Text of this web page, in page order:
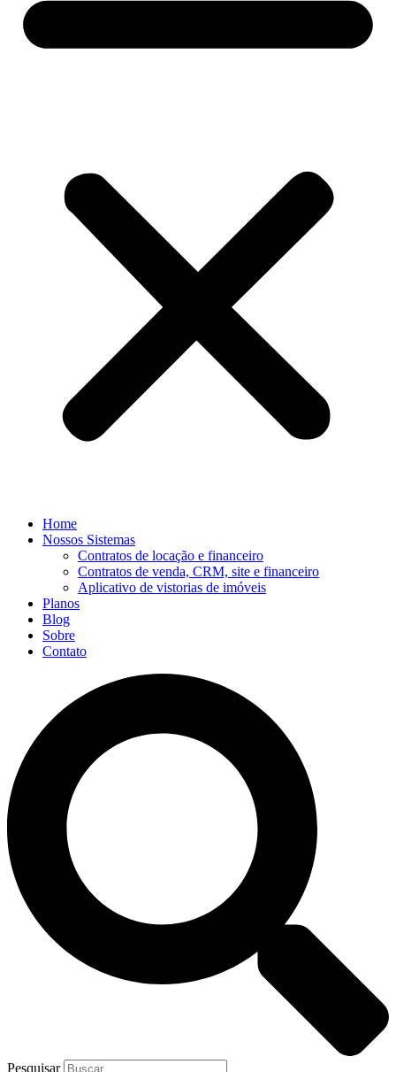
Home
Nossos Sistemas
Contratos de locação e financeiro
Contratos de venda, CRM, site e financeiro
Aplicativo de vistorias de imóveis
Planos
Blog
Sobre
Contato
Pesquisar